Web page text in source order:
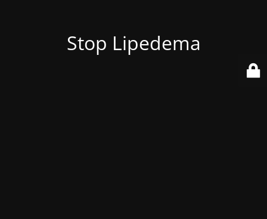
Stop Lipedema